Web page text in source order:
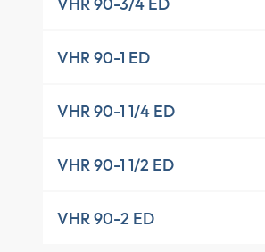
VHR 90-1 ED
VHR 90-1 1/4 ED
VHR 90-1 1/2 ED
VHR 90-2 ED